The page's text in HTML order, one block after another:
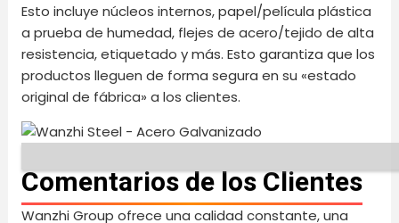
Esto incluye núcleos internos, papel/película plástica
a prueba de humedad, flejes de acero/tejido de alta
resistencia, etiquetado y más. Esto garantiza que los
productos lleguen de forma segura en su «estado
original de fábrica» a los clientes.
Comentarios de los Clientes
Wanzhi Group ofrece una calidad constante, una